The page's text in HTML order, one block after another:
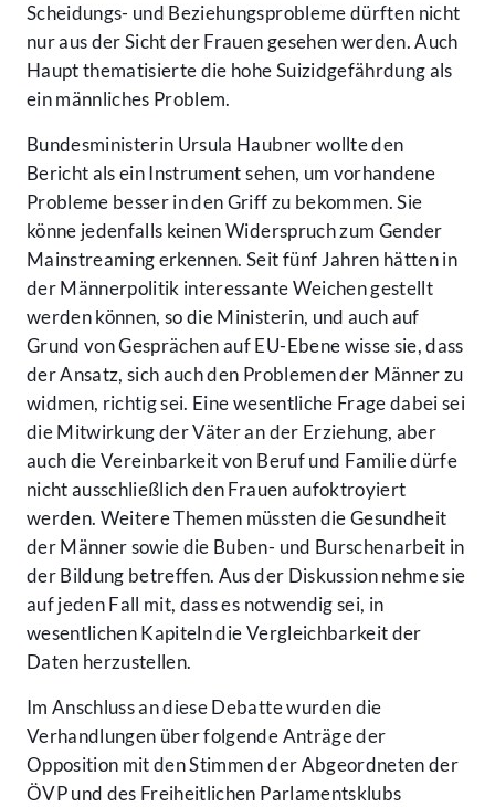
Scheidungs- und Beziehungsprobleme dürften nicht
nur aus der Sicht der Frauen gesehen werden. Auch
Haupt thematisierte die hohe Suizidgefährdung als
ein männliches Problem.
Bundesministerin Ursula Haubner wollte den
Bericht als ein Instrument sehen, um vorhandene
Probleme besser in den Griff zu bekommen. Sie
könne jedenfalls keinen Widerspruch zum Gender
Mainstreaming erkennen. Seit fünf Jahren hätten in
der Männerpolitik interessante Weichen gestellt
werden können, so die Ministerin, und auch auf
Grund von Gesprächen auf EU-Ebene wisse sie, dass
der Ansatz, sich auch den Problemen der Männer zu
widmen, richtig sei. Eine wesentliche Frage dabei sei
die Mitwirkung der Väter an der Erziehung, aber
auch die Vereinbarkeit von Beruf und Familie dürfe
nicht ausschließlich den Frauen aufoktroyiert
werden. Weitere Themen müssten die Gesundheit
der Männer sowie die Buben- und Burschenarbeit in
der Bildung betreffen. Aus der Diskussion nehme sie
auf jeden Fall mit, dass es notwendig sei, in
wesentlichen Kapiteln die Vergleichbarkeit der
Daten herzustellen.
Im Anschluss an diese Debatte wurden die
Verhandlungen über folgende Anträge der
Opposition mit den Stimmen der Abgeordneten der
ÖVP und des Freiheitlichen Parlamentsklubs